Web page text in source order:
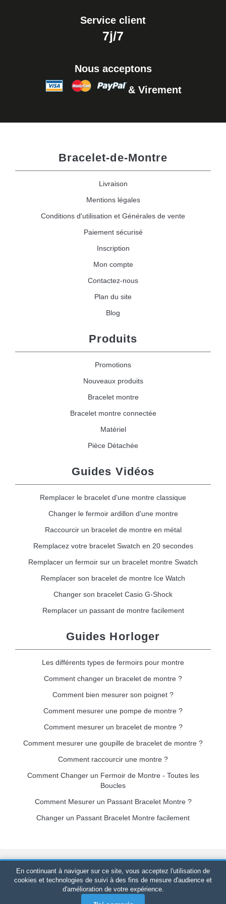
Service client
7j/7
Nous acceptons
& Virement
Bracelet-de-Montre
Livraison
Mentions légales
Conditions d'utilisation et Générales de vente
Paiement sécurisé
Inscription
Mon compte
Contactez-nous
Plan du site
Blog
Produits
Promotions
Nouveaux produits
Bracelet montre
Bracelet montre connectée
Matériel
Pièce Détachée
Guides Vidéos
Remplacer le bracelet d'une montre classique
Changer le fermoir ardillon d'une montre
Raccourcir un bracelet de montre en métal
Remplacez votre bracelet Swatch en 20 secondes
Remplacer un fermoir sur un bracelet montre Swatch
Remplacer son bracelet de montre Ice Watch
Changer son bracelet Casio G-Shock
Remplacer un passant de montre facilement
Guides Horloger
Les différents types de fermoirs pour montre
Comment changer un bracelet de montre ?
Comment bien mesurer son poignet ?
Comment mesurer une pompe de montre ?
Comment mesurer un bracelet de montre ?
Comment mesurer une goupille de bracelet de montre ?
Comment raccourcir une montre ?
Comment Changer un Fermoir de Montre - Toutes les
Boucles
Comment Mesurer un Passant Bracelet Montre ?
Changer un Passant Bracelet Montre facilement
Bracelet-de-montre.com© 2026Tous droits réservés-SIRET
520 247 727 000 57 -Plateforme Juridique : BP 20075 - 31121
PORTET PDC - France Métropolitaine-Vente en ligne
uniquement
En continuant à naviguer sur ce site, vous acceptez l'utilisation de
cookies et technologies de suivi à des fins de mesure d'audience et
d'amélioration de votre expérience.